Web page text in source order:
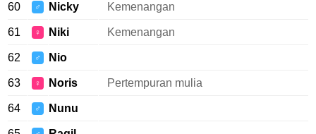
60 ♂ Nicky Kemenangan
61 ♀ Niki Kemenangan
62 ♂ Nio
63 ♀ Noris Pertempuran mulia
64 ♂ Nunu